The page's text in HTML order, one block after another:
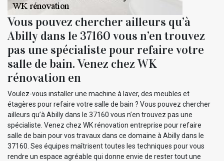
Vous pouvez chercher ailleurs qu’à
Abilly dans le 37160 vous n’en trouvez
pas une spécialiste pour refaire votre
salle de bain. Venez chez WK
rénovation en
Voulez-vous installer une machine à laver, des meubles et
étagères pour refaire votre salle de bain ? Vous pouvez chercher
ailleurs qu’à Abilly dans le 37160 vous n’en trouvez pas une
spécialiste. Venez chez WK rénovation entreprise pour refaire
salle de bain pour vos travaux dans ce domaine à Abilly dans le
37160. Ses équipes maîtrisent toutes les techniques pour vous
rendre un espace agréable qui donne envie de rester tout une